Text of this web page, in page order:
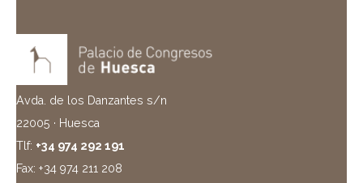
Avda. de los Danzantes s/n
22005 · Huesca
Tlf: +34 974 292 191
Fax: +34 974 211 208